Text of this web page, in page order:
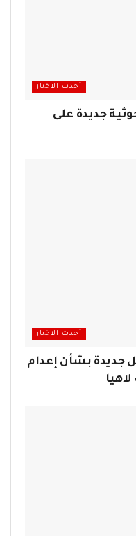
أحدث الاخبار
حوثية جديدة على
أحدث الاخبار
بشأن إعدام